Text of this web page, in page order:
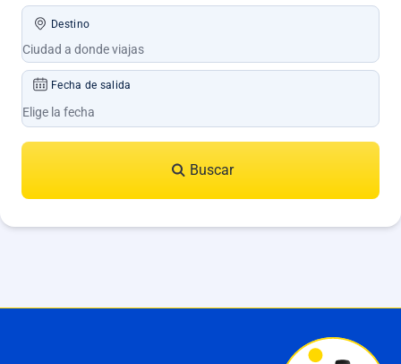
Destino
Fecha de salida
Buscar